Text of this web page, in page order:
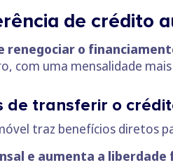
de crédito
renegociar o
com uma mensalidade
de transferir o
traz benefícios diretos
e aumenta a liberdade